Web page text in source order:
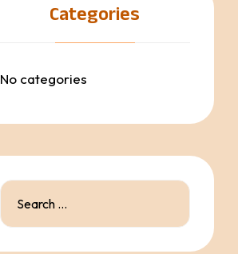
Categories
No categories